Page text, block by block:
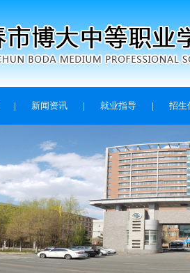
| 新闻资讯 | 就业指导 | 招生